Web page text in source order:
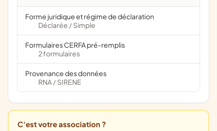
Forme juridique et régime de déclaration
Déclarée / Simple
Formulaires CERFA pré-remplis
2 formulaires
Provenance des données
RNA / SIRENE
C'est votre association ?